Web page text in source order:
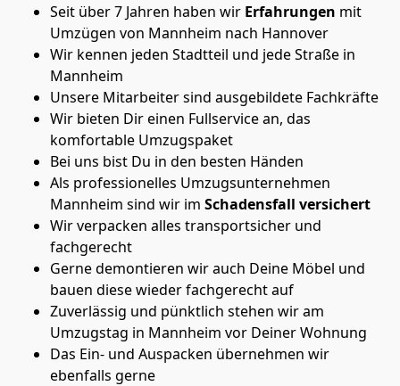
Seit über 7 Jahren haben wir Erfahrungen mit
Umzügen von Mannheim nach Hannover
Wir kennen jeden Stadtteil und jede Straße in
Mannheim
Unsere Mitarbeiter sind ausgebildete Fachkräfte
Wir bieten Dir einen Fullservice an, das
komfortable Umzugspaket
Bei uns bist Du in den besten Händen
Als professionelles Umzugsunternehmen
Mannheim sind wir im Schadensfall versichert
Wir verpacken alles transportsicher und
fachgerecht
Gerne demontieren wir auch Deine Möbel und
bauen diese wieder fachgerecht auf
Zuverlässig und pünktlich stehen wir am
Umzugstag in Mannheim vor Deiner Wohnung
Das Ein- und Auspacken übernehmen wir
ebenfalls gerne